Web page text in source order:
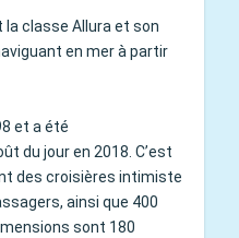
la classe Allura et son
en mer à partir
et a été
du jour en 2018. C’est
des croisières intimiste
ainsi que 400
sont 180